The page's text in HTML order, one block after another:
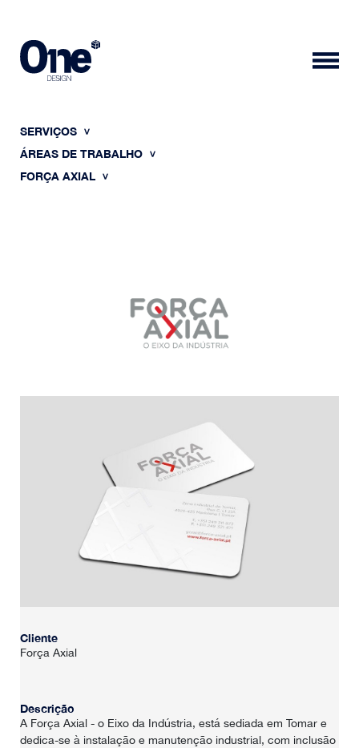
HOME
SERVIÇOS
ÁREAS DE TRABALHO
FORÇA AXIAL
Cliente
Força Axial
Descrição
A Força Axial - o Eixo da Indústria, está sediada em Tomar e
dedica-se à instalação e manutenção industrial, com inclusão